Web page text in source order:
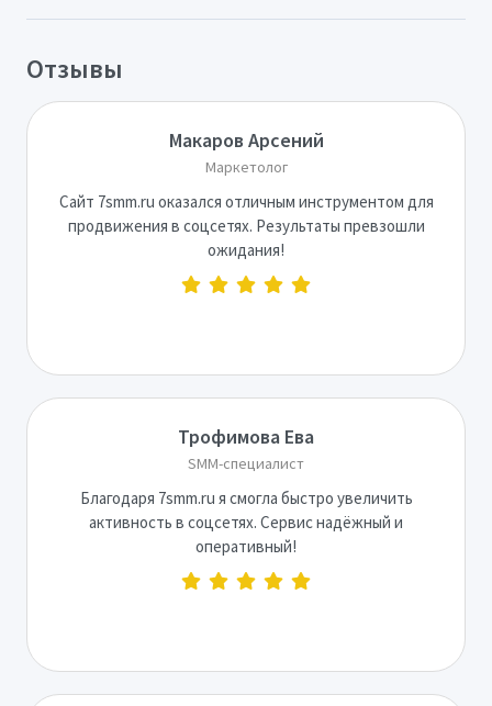
Отзывы
Макаров Арсений
Маркетолог
Сайт 7smm.ru оказался отличным инструментом для
продвижения в соцсетях. Результаты превзошли
ожидания!
Трофимова Ева
SMM-специалист
Благодаря 7smm.ru я смогла быстро увеличить
активность в соцсетях. Сервис надёжный и
оперативный!